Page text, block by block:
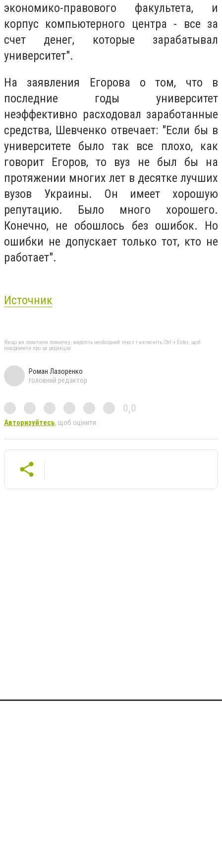
экономико-правового факультета, и
корпус компьютерного центра - все за
счет денег, которые зарабатывал
университет".
На заявления Егорова о том, что в
последние годы университет
неэффективно расходовал заработанные
средства, Шевченко отвечает: "Если бы в
университете было так все плохо, как
говорит Егоров, то вуз не был бы на
протяжении многих лет в десятке лучших
вузов Украины. Он имеет хорошую
репутацию. Было много хорошего.
Конечно, не обошлось без ошибок. Но
ошибки не допускает только тот, кто не
работает".
Источник
Якщо ви помітили помилку, виділіть необхідний текст і натисніть Ctrl + Enter, щоб
повідомити про це редакцію
Роман Лазоренко
головний редактор
0,0
Авторизуйтесь, щоб оцінити